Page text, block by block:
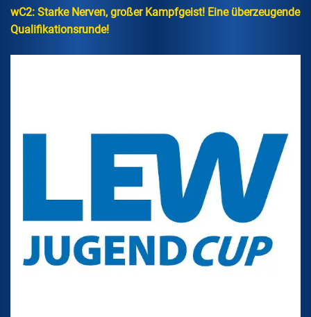
wC2: Starke Nerven, großer Kampfgeist! Eine überzeugende
Qualifikationsrunde!